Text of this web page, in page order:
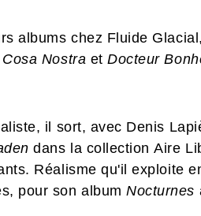
albums chez Fluide
Cosa Nostra etDocteur
il sort, avec Denis
dans la collection Aire
Réalisme qu'il exploite
pour son albumNocturnes